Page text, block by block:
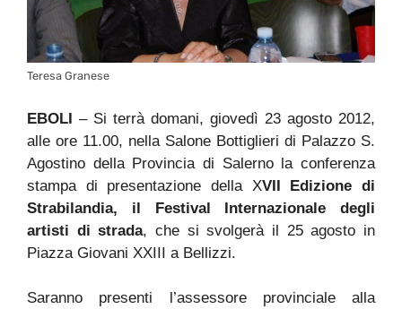
Teresa Granese
EBOLI – Si terrà domani, giovedì 23 agosto 2012,
alle ore 11.00, nella Salone Bottiglieri di Palazzo S.
Agostino della Provincia di Salerno la conferenza
stampa di presentazione della XVII Edizione di
Strabilandia, il Festival Internazionale degli
artisti di strada, che si svolgerà il 25 agosto in
Piazza Giovani XXIII a Bellizzi.
Saranno presenti l’assessore provinciale alla